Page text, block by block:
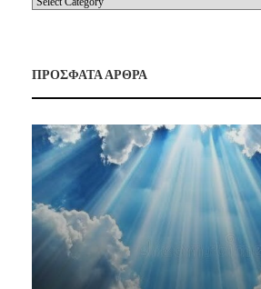
ΠΡΟΣΦΑΤΑ ΑΡΘΡΑ